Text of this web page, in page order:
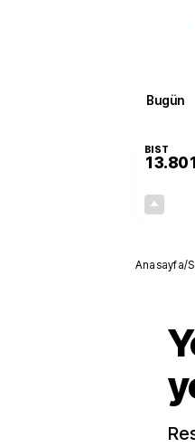
Bugün
BIST
Anasayfa/